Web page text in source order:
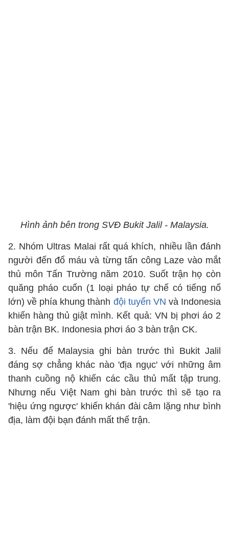
Hình ảnh bên trong SVĐ Bukit Jalil - Malaysia.
2. Nhóm Ultras Malai rất quá khích, nhiều lần đánh
người đến đổ máu và từng tấn công Laze vào mắt
thủ môn Tấn Trường năm 2010. Suốt trận họ còn
quăng pháo cuốn (1 loại pháo tự chế có tiếng nổ
lớn) về phía khung thành đội tuyển VN và Indonesia
khiến hàng thủ giật mình. Kết quả: VN bị phơi áo 2
bàn trận BK. Indonesia phơi áo 3 bàn trận CK.
3. Nếu để Malaysia ghi bàn trước thì Bukit Jalil
đáng sợ chẳng khác nào 'địa ngục' với những âm
thanh cuồng nộ khiến các cầu thủ mất tập trung.
Nhưng nếu Việt Nam ghi bàn trước thì sẽ tạo ra
'hiệu ứng ngược' khiến khán đài câm lặng như bình
địa, làm đội bạn đánh mất thế trận.